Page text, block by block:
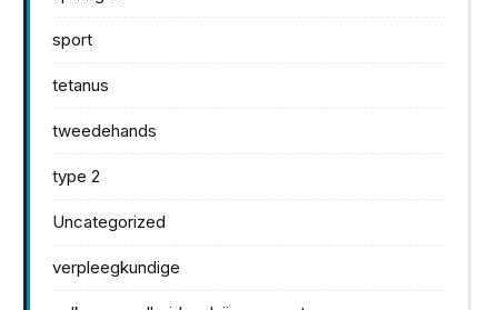
sport
tetanus
tweedehands
type 2
Uncategorized
verpleegkundige